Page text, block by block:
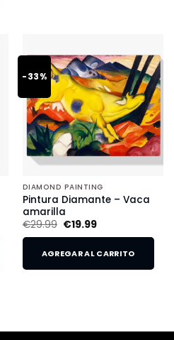
-33%
DIAMOND PAINTING
Pintura Diamante – Vaca
amarilla
€29.99 €19.99
AGREGAR AL CARRITO